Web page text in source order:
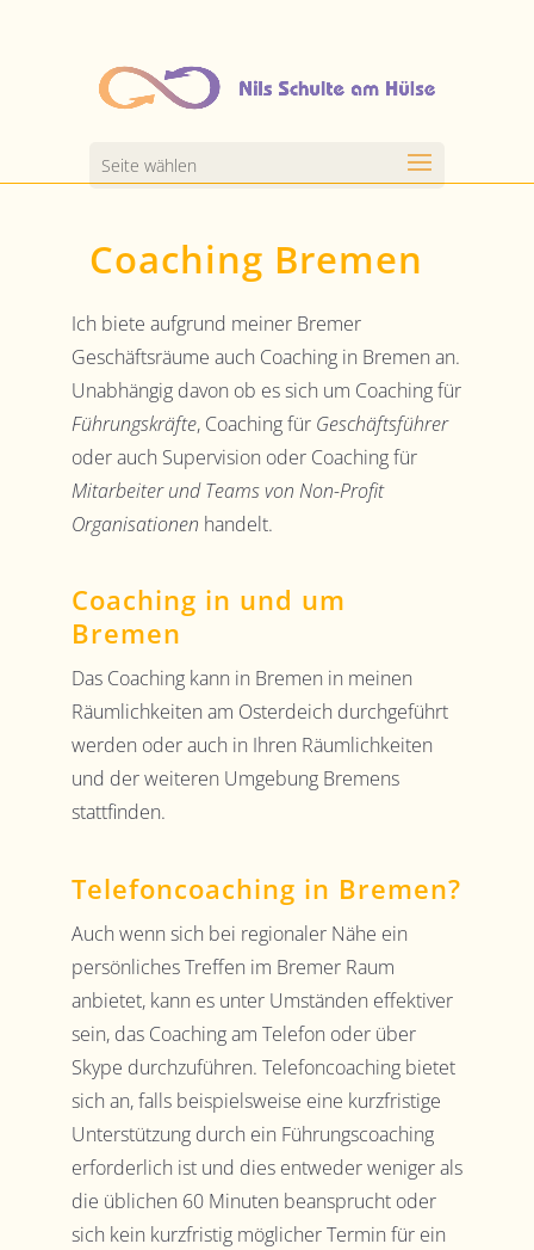
Seite wählen
Coaching Bremen
Ich biete aufgrund meiner Bremer
Geschäftsräume auch Coaching in Bremen an.
Unabhängig davon ob es sich um Coaching für
Führungskräfte, Coaching für Geschäftsführer
oder auch Supervision oder Coaching für
Mitarbeiter und Teams von Non-Profit
Organisationen handelt.
Coaching in und um
Bremen
Das Coaching kann in Bremen in meinen
Räumlichkeiten am Osterdeich durchgeführt
werden oder auch in Ihren Räumlichkeiten
und der weiteren Umgebung Bremens
stattfinden.
Telefoncoaching in Bremen?
Auch wenn sich bei regionaler Nähe ein
persönliches Treffen im Bremer Raum
anbietet, kann es unter Umständen effektiver
sein, das Coaching am Telefon oder über
Skype durchzuführen. Telefoncoaching bietet
sich an, falls beispielsweise eine kurzfristige
Unterstützung durch ein Führungscoaching
erforderlich ist und dies entweder weniger als
die üblichen 60 Minuten beansprucht oder
sich kein kurzfristig möglicher Termin für ein